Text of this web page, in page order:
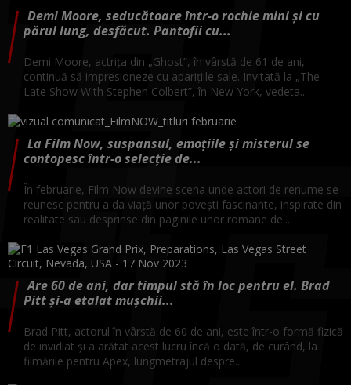
Demi Moore, seducătoare într-o rochie mini și cu
părul lung, desfăcut. Pantofii cu...
Demi Moore, actrița din „Ghost”, în vârstă de 61 de ani,
continuă să impresioneze cu aparițiile sale. Invitată la „The
Late Show With Stephen Colbert”, în New York, vedeta...
La Film Now, suspansul, emoțiile și misterul se
contopesc într-o selecție de...
În februarie, Film Now devine scena unde actori de renume se
reunesc pentru a da viață unor povești fascinante, inspirate din
realitate sau desprinse din paginile unor romane de...
Are 60 de ani, dar timpul stă în loc pentru el. Brad
Pitt și-a etalat mușchii...
Brad Pitt, actorul în vârstă de 60 de ani, este într-o formă fizică
de invidiat și a arătat acest lucru încă o dată, de curând, la
filmările pentru Apex, lungmetrajul despre...